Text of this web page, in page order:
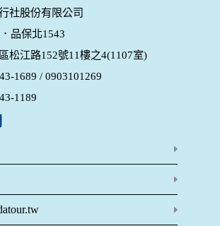
，我們會將收集的問卷調查內容進行統計與
統計數據或說明文字呈現，除供內部研究
公佈統計數據及說明文字，但不涉及特定個
或其他法令之特別規定，本網站絕不會將您
第三人或使用於蒐集目的以外之其他用途。
帳號、使用本網站相關產品、服務、活動或
收集您的個人識別資料，本網站也可以從商
料。
郵件、出生日期、性別、行業等相關資料，
登入使用我們的服務後，我們即取得您的資
站取得您的姓名、電話、住址、身份證字
我們的服務後，本網站即取得您的資料。
保留您在上網瀏覽或查詢時，伺服器自行產
社股份有限公司
品保北1543
松江路152號11樓之4(1107室)
1689 / 0903101269
1189